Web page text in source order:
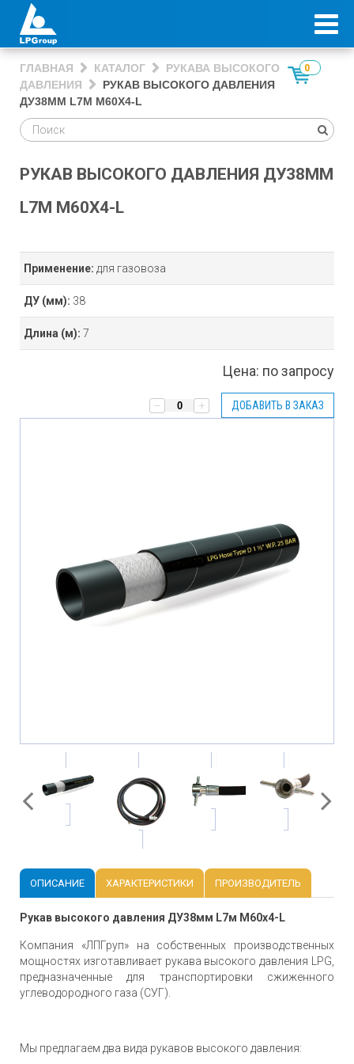
ГЛАВНАЯ КАТАЛОГ
РУКАВА ВЫСОКОГО
ДАВЛЕНИЯ
РУКАВ ВЫСОКОГО ДАВЛЕНИЯ
ДУ38ММ L7М М60Х4-L
0
РУКАВ ВЫСОКОГО ДАВЛЕНИЯ ДУ38ММ
L7М М60Х4-L
Применение: для газовоза
ДУ (мм): 38
Длина (м): 7
Цена: по запросу
ДОБАВИТЬ В ЗАКАЗ
ОПИСАНИЕ ХАРАКТЕРИСТИКИ ПРОИЗВОДИТЕЛЬ
Рукав высокого давления ДУ38мм L7м М60х4-L
Компания «ЛПГруп» на собственных производственных
мощностях изготавливает рукава высокого давления LPG,
предназначенные для транспортировки сжиженного
углеводородного газа (СУГ).
Мы предлагаем два вида рукавов высокого давления: